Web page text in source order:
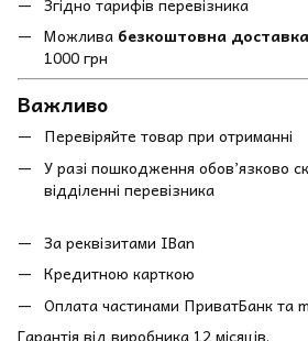
Можлива безкоштовна доставка
1000 грн
Важливо
Перевіряйте товар при отриманні
У разі пошкодження обов’язково
відділенні перевізника
За реквізитами IBan
Кредитною карткою
Оплата частинами ПриватБанк та
Гарантія від виробника 12 місяців.